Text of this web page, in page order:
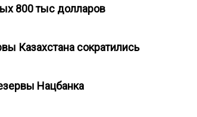
800 тыс долларов
Казахстана сократились
Нацбанка